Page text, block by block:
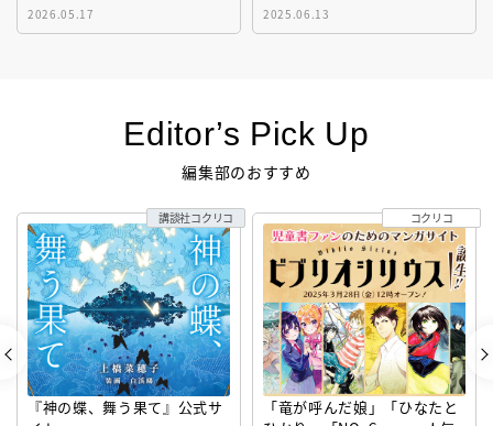
2026.05.17 2025.06.13
Editor’s Pick Up
編集部のおすすめ
『神の蝶、舞う果て』公式サ
講談社コクリコ
「竜が呼んだ娘」「ひなたと
コクリコ